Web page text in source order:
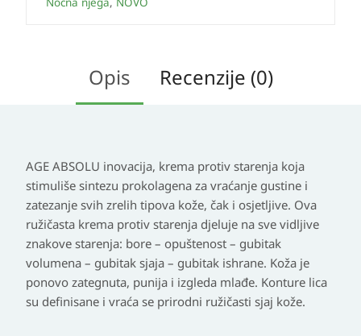
Opis Recenzije (0)
AGE ABSOLU inovacija, krema protiv starenja koja
stimuliše sintezu prokolagena za vraćanje gustine i
zatezanje svih zrelih tipova kože, čak i osjetljive. Ova
ružičasta krema protiv starenja djeluje na sve vidljive
znakove starenja: bore – opuštenost – gubitak
volumena – gubitak sjaja – gubitak ishrane. Koža je
ponovo zategnuta, punija i izgleda mlađe. Konture lica
su definisane i vraća se prirodni ružičasti sjaj kože.